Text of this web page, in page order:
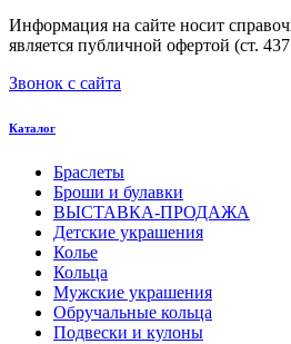
Информация на сайте носит
является публичной офертой (ст.
Звонок с сайта
Каталог
Браслеты
Броши и булавки
ВЫСТАВКА-ПРОДАЖА
Детские украшения
Колье
Кольца
Мужские украшения
Обручальные кольца
Подвески и кулоны